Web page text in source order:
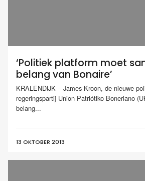
‘Politiek platform moet
belang van Bonaire’
KRALENDIJK – James Kroon, de nieuwe
regeringspartij Union Patriótiko Boneriano
belang...
13 OKTOBER 2013